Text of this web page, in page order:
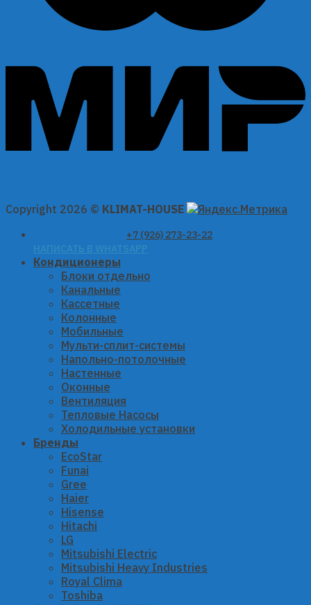
Copyright 2026 © KLIMAT-HOUSE
+7 (926) 273-23-22
НАПИСАТЬ В WHATSAPP
Кондиционеры
Блоки отдельно
Канальные
Кассетные
Колонные
Мобильные
Мульти-сплит-системы
Напольно-потолочные
Настенные
Оконные
Вентиляция
Тепловые Насосы
Холодильные установки
Бренды
EcoStar
Funai
Gree
Haier
Hisense
Hitachi
LG
Mitsubishi Electric
Mitsubishi Heavy Industries
Royal Clima
Toshiba